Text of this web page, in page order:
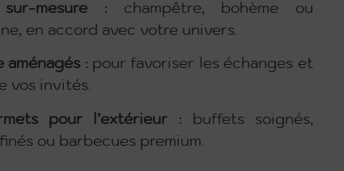
mesure : champêtre, bohème ou
en accord avec votre univers.
aménagés : pour favoriser les échanges et
vos invités.
pour l’extérieur : buffets soignés,
ou barbecues premium.